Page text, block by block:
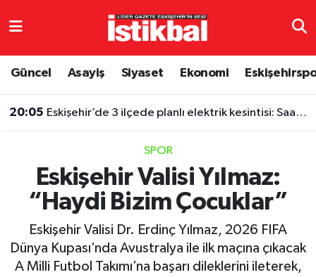
Güncel Asayiş Siyaset Ekonomi
20:05 Eskişehir’de 3 ilçede planlı elektrik kesintisi: Saatler belli oldu
SPOR
Eskişehir Valisi Yılmaz:
“Haydi Bizim Çocuklar”
Eskişehir Valisi Dr. Erdinç Yılmaz, 2026 FIFA
Dünya Kupası’nda Avustralya ile ilk maçına çıkacak
A Milli Futbol Takımı’na başarı dileklerini ileterek,
Eskişehirspor
Spor
Eğitim
Ekonomi
Eskişehir Nöbetçi Eczaneler
TFF 3.Lig 4.Grup Puan Durumu ve Fikstür
Tüm Manşetler
Son Dakika Haberleri